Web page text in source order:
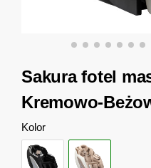
Sakura fotel
Kremowo-
Kolor